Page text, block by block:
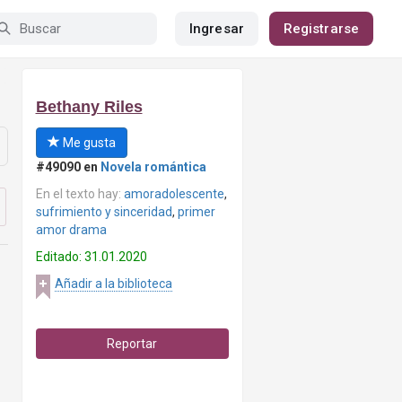
Ingresar Registrarse
Bethany Riles
Me gusta
#49090 en Novela romántica
En el texto hay: amoradolescente,
sufrimiento y sinceridad, primer
amor drama
Editado: 31.01.2020
Añadir a la biblioteca
Reportar